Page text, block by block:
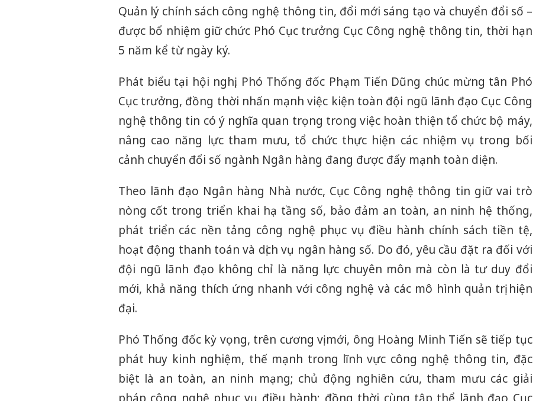
Quản lý chính sách công nghệ thông tin, đổi mới sáng tạo và chuyển đổi số –
được bổ nhiệm giữ chức Phó Cục trưởng Cục Công nghệ thông tin, thời hạn
5 năm kể từ ngày ký.
Phát biểu tại hội nghị, Phó Thống đốc Phạm Tiến Dũng chúc mừng tân Phó
Cục trưởng, đồng thời nhấn mạnh việc kiện toàn đội ngũ lãnh đạo Cục Công
nghệ thông tin có ý nghĩa quan trọng trong việc hoàn thiện tổ chức bộ máy,
nâng cao năng lực tham mưu, tổ chức thực hiện các nhiệm vụ trong bối
cảnh chuyển đổi số ngành Ngân hàng đang được đẩy mạnh toàn diện.
Theo lãnh đạo Ngân hàng Nhà nước, Cục Công nghệ thông tin giữ vai trò
nòng cốt trong triển khai hạ tầng số, bảo đảm an toàn, an ninh hệ thống,
phát triển các nền tảng công nghệ phục vụ điều hành chính sách tiền tệ,
hoạt động thanh toán và dịch vụ ngân hàng số. Do đó, yêu cầu đặt ra đối với
đội ngũ lãnh đạo không chỉ là năng lực chuyên môn mà còn là tư duy đổi
mới, khả năng thích ứng nhanh với công nghệ và các mô hình quản trị hiện
đại.
Phó Thống đốc kỳ vọng, trên cương vị mới, ông Hoàng Minh Tiến sẽ tiếp tục
phát huy kinh nghiệm, thế mạnh trong lĩnh vực công nghệ thông tin, đặc
biệt là an toàn, an ninh mạng; chủ động nghiên cứu, tham mưu các giải
pháp công nghệ phục vụ điều hành; đồng thời cùng tập thể lãnh đạo Cục